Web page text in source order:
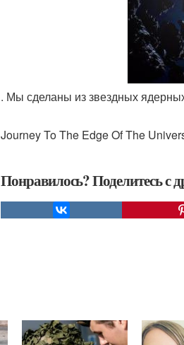
. Мы сделаны из звездных
Journey To The Edge Of The
Понравилось? Поделитесь с